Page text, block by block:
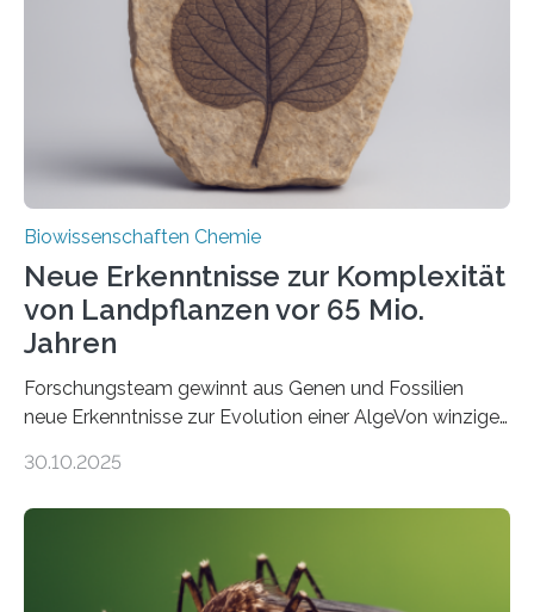
Saccharomyces cerevisiae entdeckt, der für die
Funktionsfähigkeit der Organellen entscheidend ist. Die
Studie wurde am 28. Oktober 2025 in der
Fachzeitschrift…
Biowissenschaften Chemie
Neue Erkenntnisse zur Komplexität
von Landpflanzen vor 65 Mio.
Jahren
Forschungsteam gewinnt aus Genen und Fossilien
neue Erkenntnisse zur Evolution einer AlgeVon winzigen
Landpflanzen zählen zu den komplexesten
Grünalgen, die vor Hunderten von Millionen Jahren
lebten. Unter den Vorfahren sticht eine Gruppe heraus,
30.10.2025